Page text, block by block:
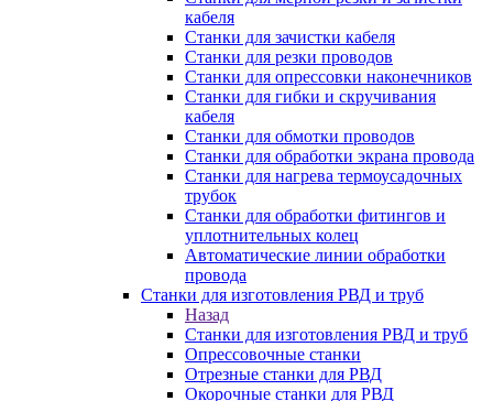
кабеля
Станки для зачистки кабеля
Станки для резки проводов
Станки для опрессовки наконечников
Станки для гибки и скручивания
кабеля
Станки для обмотки проводов
Станки для обработки экрана провода
Станки для нагрева термоусадочных
трубок
Станки для обработки фитингов и
уплотнительных колец
Автоматические линии обработки
провода
Станки для изготовления РВД и труб
Назад
Станки для изготовления РВД и труб
Опрессовочные станки
Отрезные станки для РВД
Окорочные станки для РВД